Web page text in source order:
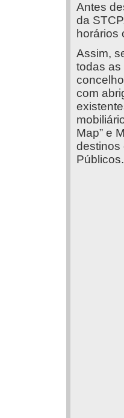
Antes
da
horários
Assim,
todas as
com
Map” e
destinos
Públicos.